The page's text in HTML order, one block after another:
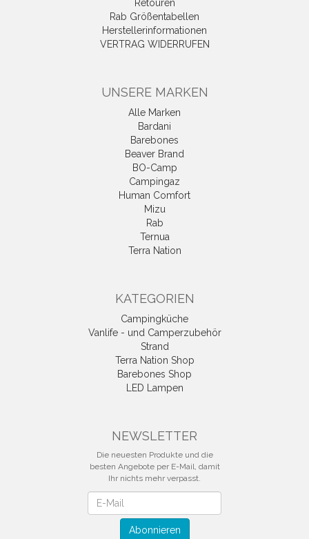
Retouren
Rab Größentabellen
Herstellerinformationen
VERTRAG WIDERRUFEN
UNSERE MARKEN
Alle Marken
Bardani
Barebones
Beaver Brand
BO-Camp
Campingaz
Human Comfort
Mizu
Rab
Ternua
Terra Nation
KATEGORIEN
Campingküche
Vanlife - und Camperzubehör
Strand
Terra Nation Shop
Barebones Shop
LED Lampen
NEWSLETTER
Die neuesten Produkte und die
besten Angebote per E-Mail, damit
Ihr nichts mehr verpasst.
Abonnieren